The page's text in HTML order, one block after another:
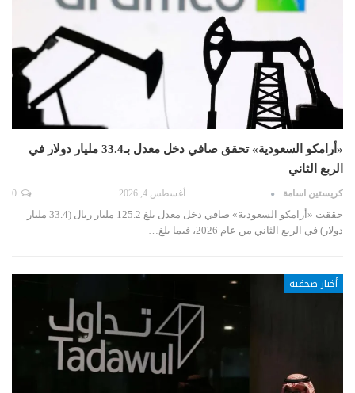
«أرامكو السعودية» تحقق صافي دخل معدل بـ33.4 مليار دولار في
الربع الثاني
كريستين اسامة أغسطس 4, 2026
حققت «أرامكو السعودية» صافي دخل معدل بلغ 125.2 مليار ريال (33.4 مليار
دولار) في الربع الثاني من عام 2026، فيما بلغ…
أخبار صحفية